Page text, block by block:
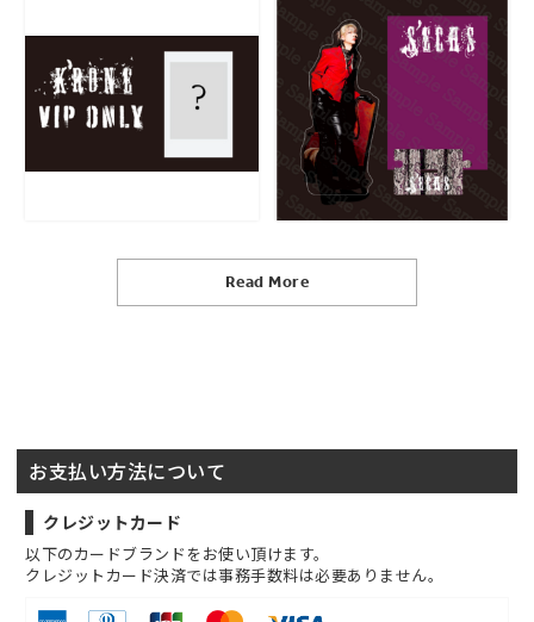
Read More
お支払い方法について
クレジットカード
以下のカードブランドをお使い頂けます。
クレジットカード決済では事務手数料は必要ありません。